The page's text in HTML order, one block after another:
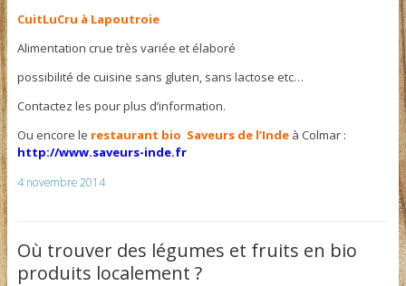
CuitLuCru à Lapoutroie
Alimentation crue très variée et élaboré
possibilité de cuisine sans gluten, sans lactose etc…
Contactez les pour plus d’information.
Ou encore le restaurant bio Saveurs de l’Indeà Colmar :
http://www.saveurs-inde.fr
4 novembre 2014
Où trouver des légumes et fruits en bio
produits localement ?